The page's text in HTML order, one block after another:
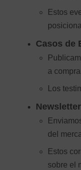
Estos
Casos de
a
Los
del
Estos
sobre el